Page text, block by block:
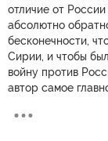
отличие от
абсолютно
бесконечности,
Сирии, и чтобы
войну против
автор самое